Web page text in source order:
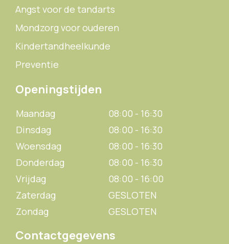
Angst voor de tandarts
Mondzorg voor ouderen
Kindertandheelkunde
Preventie
Openingstijden
Maandag
08:00 - 16:30
Dinsdag
08:00 - 16:30
Woensdag
08:00 - 16:30
Donderdag
08:00 - 16:30
Vrijdag
08:00 - 16:00
Zaterdag
GESLOTEN
Zondag
GESLOTEN
Contactgegevens